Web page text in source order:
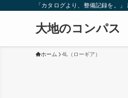
「カタログより、整備記録を。
大地のコンパス
ホーム 4L（ローギア）